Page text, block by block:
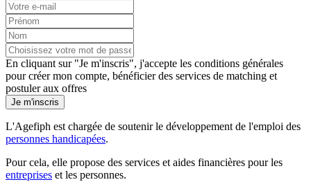
En cliquant sur "Je m'inscris", j'accepte les conditions générales
pour créer mon compte, bénéficier des services de matching et
postuler aux offres
Je m'inscris
L'Agefiph est chargée de soutenir le développement de l'emploi des
personnes handicapées.
Pour cela, elle propose des services et aides financières pour les
entreprises et les personnes.